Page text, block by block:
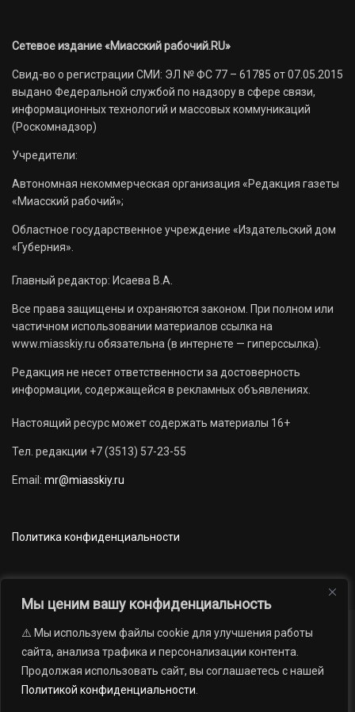
Мы ценим вашу конфиденциальность
⚠️ Мы используем файлы cookie для улучшения работы
сайта, анализа трафика и персонализации контента.
Продолжая использовать сайт, вы соглашаетесь с нашей
Политикой конфиденциальности
Сетевое издание «Миасский рабочий.RU»
Свид-во о регистрации СМИ: ЭЛ № ФС 77 – 61785 от 07.05.2015
выдано Федеральной службой по надзору в сфере связи,
информационных технологий и массовых коммуникаций
(Роскомнадзор)
Учредители:
Автономная некоммерческая организация «Редакция газеты
«Миасский рабочий»;
Областное государственное учреждение «Издательский дом
«Губерния».
Главный редактор: Исаева В.А.
Все права защищены и охраняются законом. При полном или
частичном использовании материалов ссылка на
www.miasskiy.ru обязательна (в интернете — гиперссылка).
Редакция не несет ответственности за достоверность
информации, содержащейся в рекламных объявлениях.
Настоящий ресурс может содержать материалы 16+
Тел. редакции +7 (3513) 57-23-55
Email: mr@miasskiy.ru
Политика конфиденциальности
Новости Наши проекты
Официально
АРХИВ
16+
газеты «Миасский рабочий»; Областное государственное учреждение